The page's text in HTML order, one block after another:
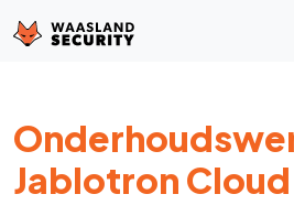
Jablotron Cloud